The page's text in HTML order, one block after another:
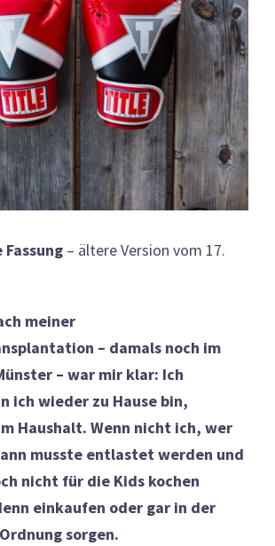
– ältere Version vom 17.
meiner
– damals noch im
– war mir klar: Ich
ich wieder zu Hause bin,
Haushalt. Wenn nicht ich, wer
musste entlastet werden und
nicht für die Kids kochen
einkaufen oder gar in der
sorgen.